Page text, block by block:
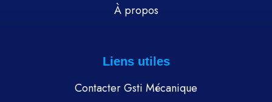
À propos
Liens utiles
Contacter Gsti Mécanique